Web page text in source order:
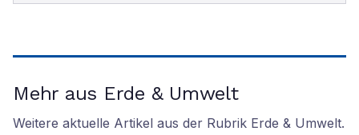
Mehr aus Erde & Umwelt
Weitere aktuelle Artikel aus der Rubrik Erde & Umwelt.